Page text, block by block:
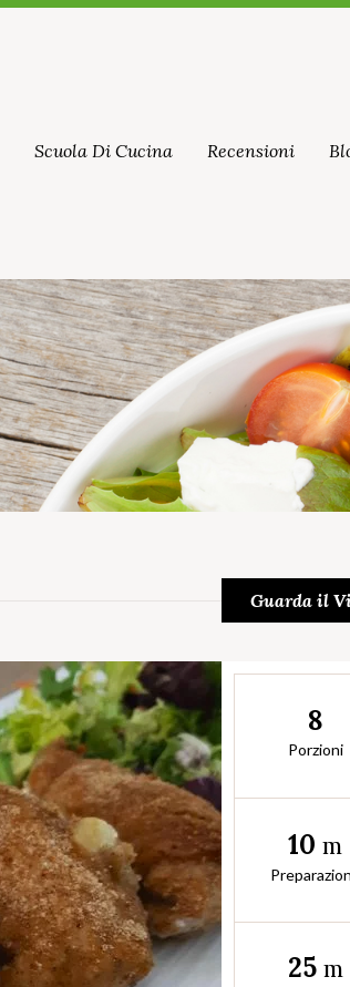
Scuola Di Cucina Recensioni
Guarda il
8
Porzioni
10m
25 m